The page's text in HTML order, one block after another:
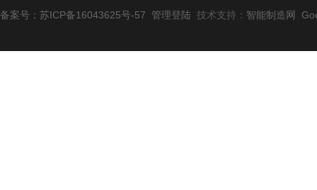
备案号：苏ICP备16043625号-57
管理登陆 技术支持： 智能制造网